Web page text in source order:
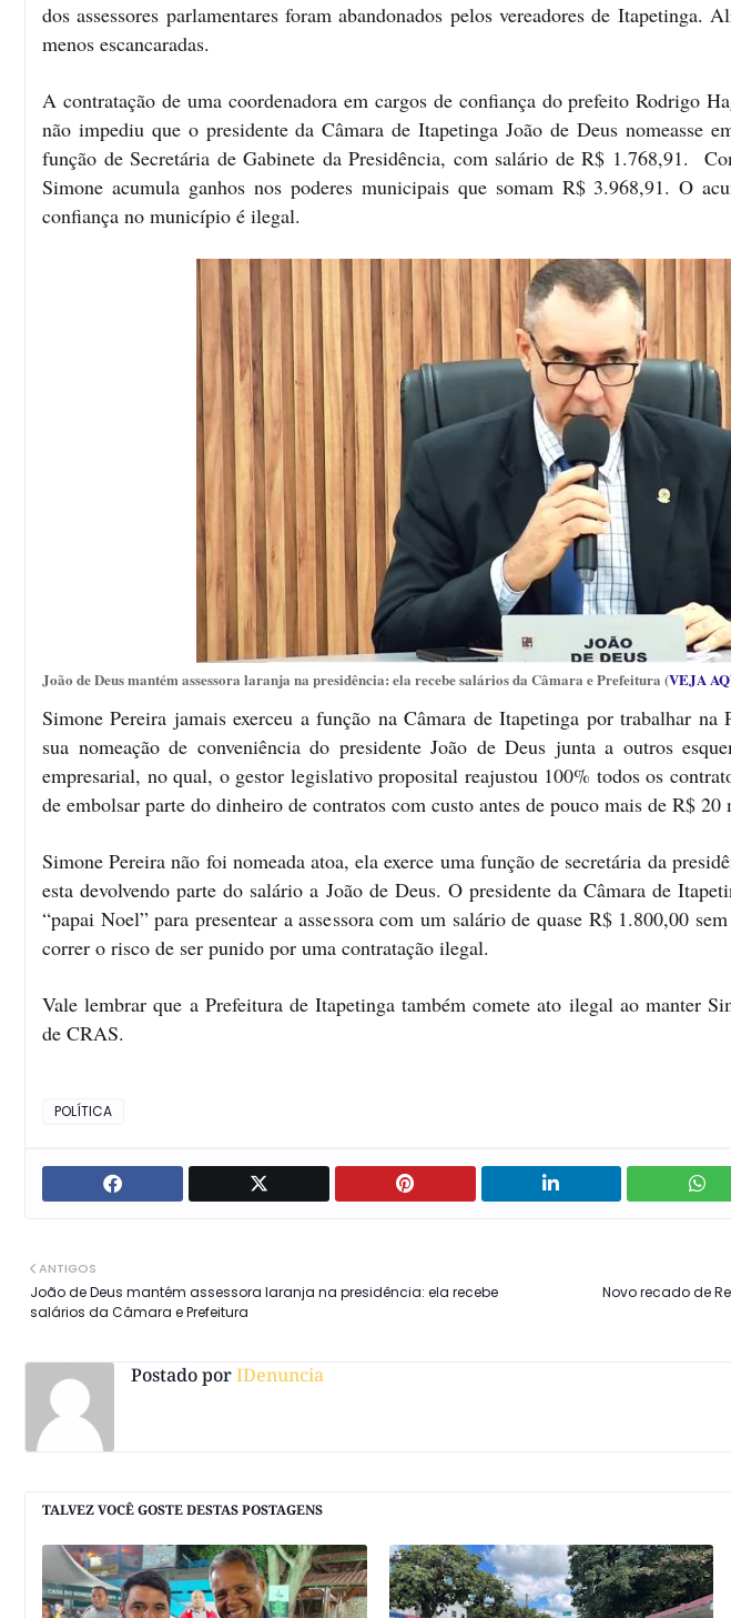
dos assessores parlamentares foram abandonados pelos vereadores de Itapetinga.
menos escancaradas.
A contratação de uma coordenadora em cargos de confiança do prefeito Rodrigo
não impediu que o presidente da Câmara de Itapetinga João de Deus nomeasse
função de Secretária de Gabinete da Presidência, com salário de R$ 1.768,91.
Simone acumula ganhos nos poderes municipais que somam R$ 3.968,91. O
confiança no município é ilegal.
João de Deus mantém assessora laranja na presidência: ela recebe salários da Câmara e Prefeitura (VEJA
Simone Pereira jamais exerceu a função na Câmara de Itapetinga por trabalhar na
sua nomeação de conveniência do presidente João de Deus junta a outros
empresarial, no qual, o gestor legislativo proposital reajustou 100% todos os
de embolsar parte do dinheiro de contratos com custo antes de pouco mais de R$
Simone Pereira não foi nomeada atoa, ela exerce uma função de secretária da
esta devolvendo parte do salário a João de Deus. O presidente da Câmara de
“papai Noel” para presentear a assessora com um salário de quase R$ 1.800,00
correr o risco de ser punido por uma contratação ilegal.
Vale lembrar que a Prefeitura de Itapetinga também comete ato ilegal ao manter
de CRAS.
POLÍTICA
Novo recado de
ANTIGOS
João de Deus mantém assessora laranja na presidência: ela recebe
salários da Câmara e Prefeitura
Postado porIDenuncia
TALVEZ VOCÊ GOSTE DESTAS POSTAGENS